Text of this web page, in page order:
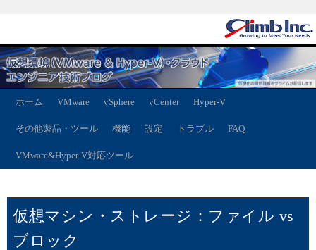
ホーム VMware vSphere vCenter Hyper-V
その他製品・ツール 機能 設定 トラブル FAQ
VMware&Hyper-V対応ツール
仮想マシン・ストレージ：ファイル vs
ブロック